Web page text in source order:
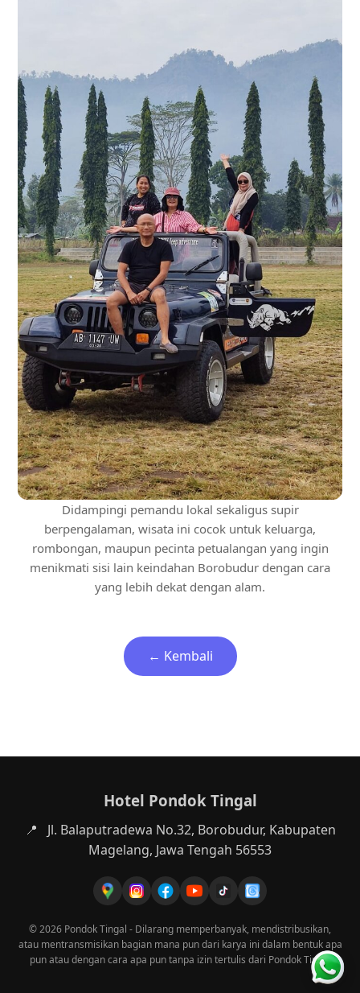
Didampingi pemandu lokal sekaligus supir
berpengalaman, wisata ini cocok untuk keluarga,
rombongan, maupun pecinta petualangan yang ingin
menikmati sisi lain keindahan Borobudur dengan cara
yang lebih dekat dengan alam.
← Kembali
Hotel Pondok Tingal
📍
Jl. Balaputradewa No.32, Borobudur, Kabupaten
Magelang, Jawa Tengah 56553
© 2026 Pondok Tingal - Dilarang memperbanyak, mendistribusikan,
atau mentransmisikan bagian mana pun dari karya ini dalam bentuk apa
pun atau dengan cara apa pun tanpa izin tertulis dari Pondok Tingal